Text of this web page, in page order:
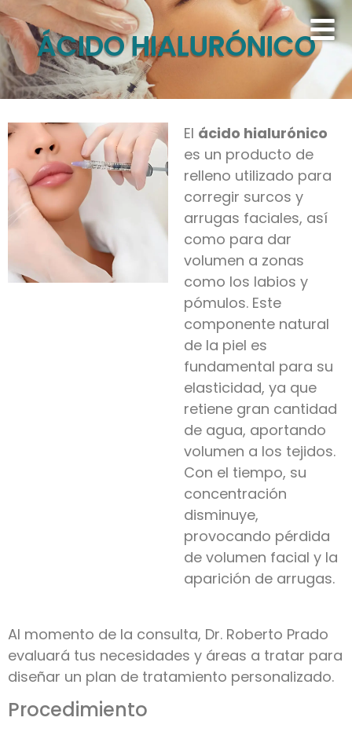
ÁCIDO HIALURÓNICO
El ácido hialurónico
es un producto de
relleno utilizado para
corregir surcos y
arrugas faciales, así
como para dar
volumen a zonas
como los labios y
pómulos. Este
componente natural
de la piel es
fundamental para su
elasticidad, ya que
retiene gran cantidad
de agua, aportando
volumen a los tejidos.
Con el tiempo, su
concentración
disminuye,
provocando pérdida
de volumen facial y la
aparición de arrugas.
Al momento de la consulta, Dr. Roberto Prado
evaluará tus necesidades y áreas a tratar para
diseñar un plan de tratamiento personalizado.
Procedimiento